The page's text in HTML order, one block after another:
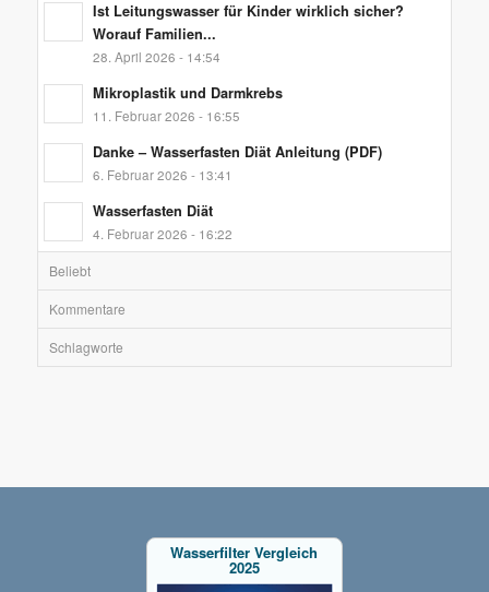
Ist Leitungswasser für Kinder wirklich sicher?
Worauf Familien...
28. April 2026 - 14:54
Mikroplastik und Darmkrebs
11. Februar 2026 - 16:55
Danke – Wasserfasten Diät Anleitung (PDF)
6. Februar 2026 - 13:41
Wasserfasten Diät
4. Februar 2026 - 16:22
Beliebt
Kommentare
Schlagworte
Wasserfilter Vergleich
2025